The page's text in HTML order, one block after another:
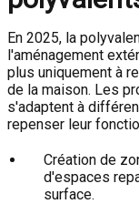
En 2025, la
l'aménagement
plus uniquement à
de la maison. Les
s'adaptent à
repenser leur
Création de
d'espaces
surface.